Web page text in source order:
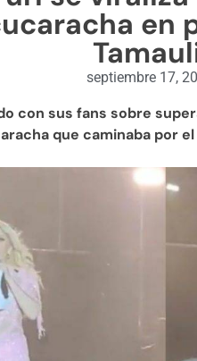
en
septiembre 17,
con sus fans sobre
que caminaba por